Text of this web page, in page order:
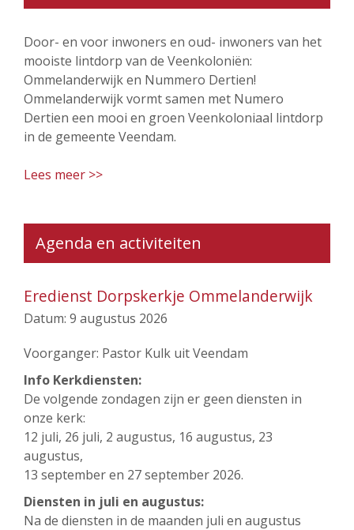
Door- en voor inwoners en oud- inwoners van het
mooiste lintdorp van de Veenkoloniën:
Ommelanderwijk en Nummero Dertien!
Ommelanderwijk vormt samen met Numero
Dertien een mooi en groen Veenkoloniaal lintdorp
in de gemeente Veendam.
Lees meer >>
Agenda en activiteiten
Eredienst Dorpskerkje Ommelanderwijk
Datum: 9 augustus 2026
Voorganger: Pastor Kulk uit Veendam
Info Kerkdiensten:
De volgende zondagen zijn er geen diensten in
onze kerk:
12 juli, 26 juli, 2 augustus, 16 augustus, 23
augustus,
13 september en 27 september 2026.
Diensten in juli en augustus:
Na de diensten in de maanden juli en augustus